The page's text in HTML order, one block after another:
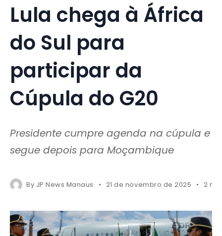
Lula chega à África
do Sul para
participar da
Cúpula do G20
Presidente cumpre agenda na cúpula e
segue depois para Moçambique
By JP News Manaus 21 de novembro de 2025 2